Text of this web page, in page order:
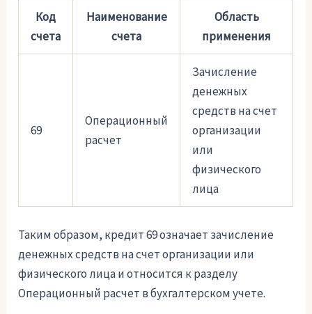
Код
счета
Наименование
счета
Область
применения
69
Операционный
расчет
Зачисление
денежных
средств на счет
организации
или
физического
лица
Таким образом, кредит 69 означает зачисление
денежных средств на счет организации или
физического лица и относится к разделу
Операционный расчет в бухгалтерском учете.